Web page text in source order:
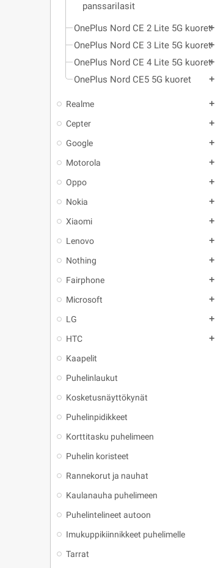
panssarilasit
OnePlus Nord CE 2 Lite 5G kuoretadd
OnePlus Nord CE 3 Lite 5G kuoretadd
OnePlus Nord CE 4 Lite 5G kuoretadd
OnePlus Nord CE5 5G kuoret add
Realme add
Cepter add
Google add
Motorola add
Oppo add
Nokia add
Xiaomi add
Lenovo add
Nothing add
Fairphone add
Microsoft add
LG add
HTC add
Kaapelit
Puhelinlaukut
Kosketusnäyttökynät
Puhelinpidikkeet
Korttitasku puhelimeen
Puhelin koristeet
Rannekorut ja nauhat
Kaulanauha puhelimeen
Puhelintelineet autoon
Imukuppikiinnikkeet puhelimelle
Tarrat